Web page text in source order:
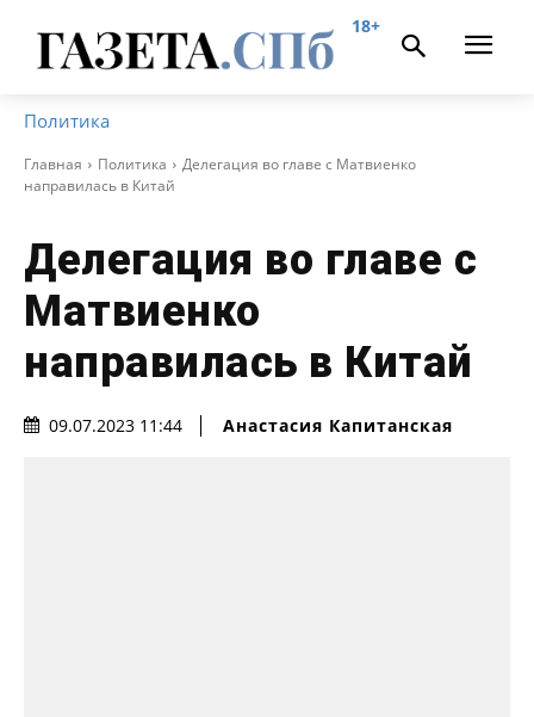
18+
Политика
Главная Политика
Делегация во главе с Матвиенко
направилась в Китай
Делегация во главе с
Матвиенко
направилась в Китай
09.07.2023 11:44 Анастасия Капитанская